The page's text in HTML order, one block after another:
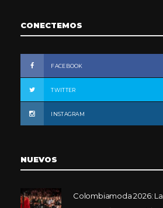
CONECTEMOS
FACEBOOK
TWITTER
INSTAGRAM
NUEVOS
Colombiamoda 2026: